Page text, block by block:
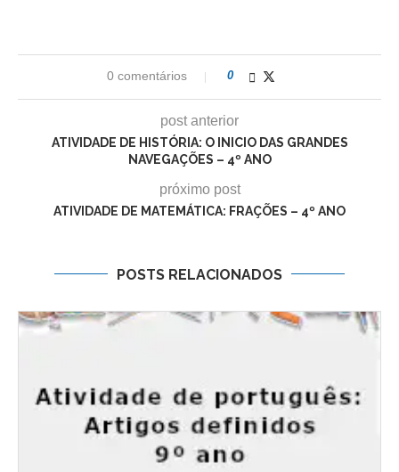
0 comentários 0
post anterior
ATIVIDADE DE HISTÓRIA: O INICIO DAS GRANDES
NAVEGAÇÕES – 4º ANO
próximo post
ATIVIDADE DE MATEMÁTICA: FRAÇÕES – 4º ANO
POSTS RELACIONADOS